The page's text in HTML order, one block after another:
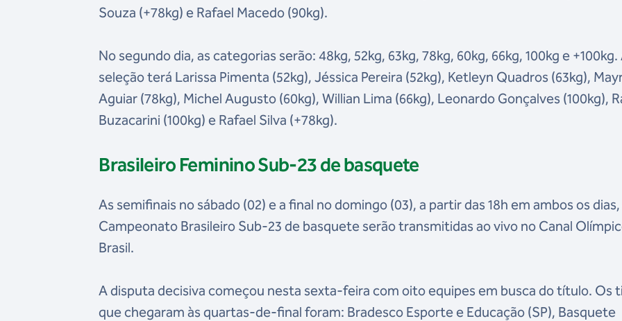
Souza (+78kg) e Rafael Macedo (90kg).
No segundo dia, as categorias serão: 48kg, 52kg, 63kg, 78kg, 60kg, 66kg, 100kg e +100kg.
seleção terá Larissa Pimenta (52kg), Jéssica Pereira (52kg), Ketleyn Quadros (63kg),
Aguiar (78kg), Michel Augusto (60kg), Willian Lima (66kg), Leonardo Gonçalves (100kg),
Buzacarini (100kg) e Rafael Silva (+78kg).
Brasileiro Feminino Sub-23 de basquete
As semifinais no sábado (02) e a final no domingo (03), a partir das 18h em ambos os
Campeonato Brasileiro Sub-23 de basquete serão transmitidas ao vivo no Canal
Brasil.
A disputa decisiva começou nesta sexta-feira com oito equipes em busca do título. Os
que chegaram às quartas-de-final foram: Bradesco Esporte e Educação (SP), Basquete